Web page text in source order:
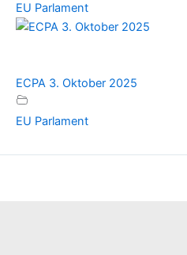
EU Parlament
ECPA 3. Oktober 2025
EU Parlament